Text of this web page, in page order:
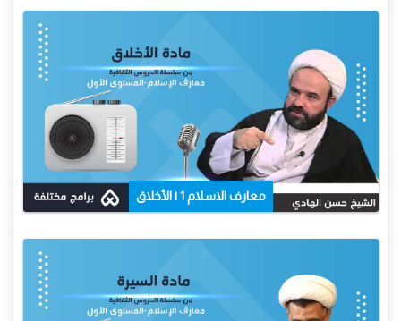
معارف الاسلام 1 | الأخلاق